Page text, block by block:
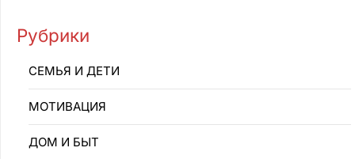
Рубрики
CEMЬЯ И ДETИ
MOTИBAЦИЯ
ДОМ И БЫТ